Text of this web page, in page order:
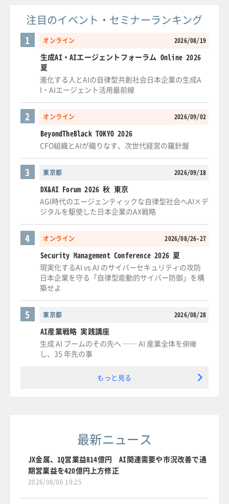
注目のイベント・セミナーランキング
オンライン 2026/08/19
1
生成AI・AIエージェントフォーラム Online 2026
夏
進化する人とAIの自律型共創社会日本企業の生成A
I・AIエージェント活用最前線
オンライン 2026/09/02
2
BeyondTheBlack TOKYO 2026
CFO組織とAIが織りなす、次世代経営の羅針盤
東京都 2026/09/18
3
DX&AI Forum 2026 秋 東京
AGI時代のエージェンティックな自律型社会へAI×デ
ジタルを駆使した日本企業のAX戦略
オンライン 2026/08/26-27
4
Security Management Conference 2026 夏
現実化するAI vs AI のサイバーセキュリティの攻防
日本企業を守る「自律型能動的サイバー防御」を構
築せよ
東京都 2026/08/28
5
AI産業戦略 実践講座
生成 AI ブームのその先へ ── AI 産業全体を俯瞰
し、35 年先の事
もっと見る
最新ニュース
JX金属、1Q営業益814億円 AI関連需要や市況改善で通
期営業益を420億円上方修正
2026/08/06 19:25